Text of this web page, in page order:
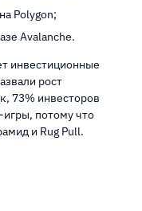
Polygon;
Avalanche.
инвестиционные
рост
73% инвесторов
игры, потому что
и Rug Pull.